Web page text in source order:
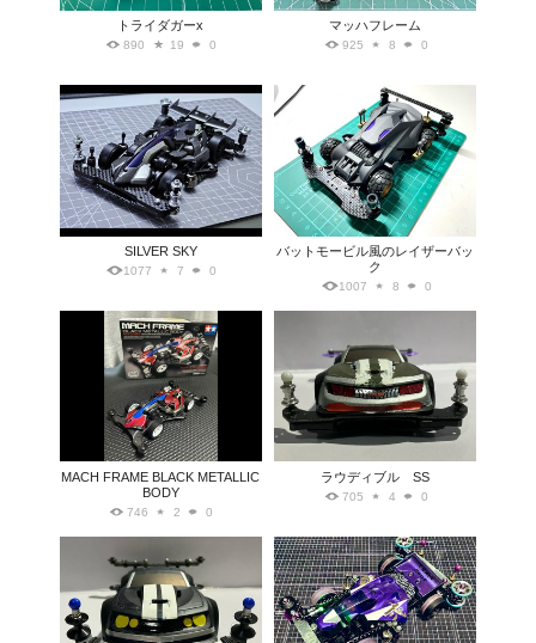
トライダガーx
890 19 0
マッハフレーム
925 8 0
SILVER SKY
1077 7 0
バットモービル風のレイザーバッ
ク
1007 8 0
MACH FRAME BLACK METALLIC
BODY
746 2 0
ラウディブル SS
705 4 0